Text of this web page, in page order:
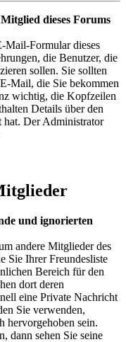
dieses Forums
Mail-Formular dieses
die Benutzer, die
sollen. Sie sollten
Mail, die Sie bekommen
wichtig, die Kopfzeilen
Details über den
hat. Der Administrator
und ignorierten
andere Mitglieder des
Sie Ihrer Freundesliste
Bereich für den
dort deren
eine Private Nachricht
Sie verwenden,
hervorgehoben sein.
dann sehen Sie seine